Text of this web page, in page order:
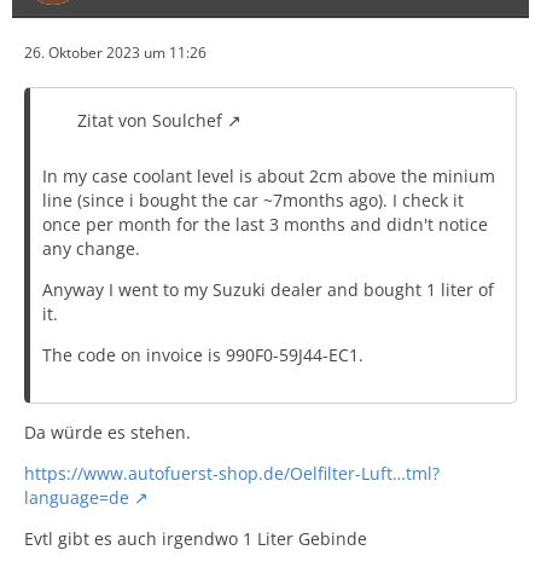
26. Oktober 2023 um 11:26
Zitat von Soulchef
In my case coolant level is about 2cm above the minium
line (since i bought the car ~7months ago). I check it
once per month for the last 3 months and didn't notice
any change.
Anyway I went to my Suzuki dealer and bought 1 liter of
it.
The code on invoice is 990F0-59J44-EC1.
Da würde es stehen.
https://www.autofuerst-shop.de/Oelfilter-Luft…tml?
language=de
Evtl gibt es auch irgendwo 1 Liter Gebinde